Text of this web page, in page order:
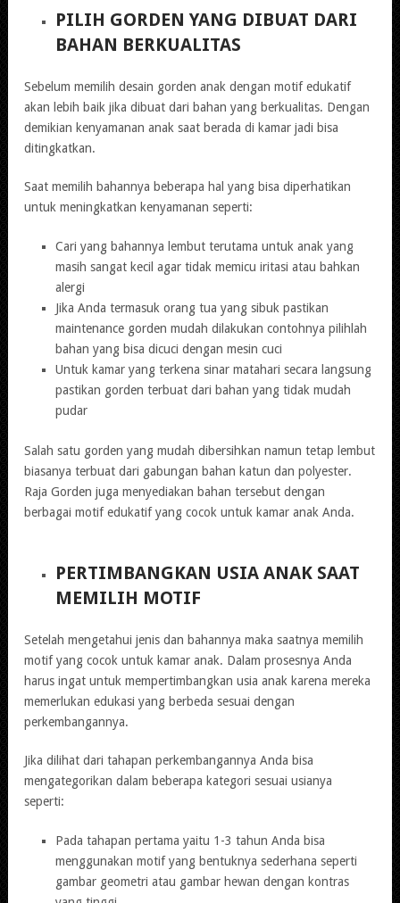
PILIH GORDEN YANG DIBUAT DARI
BAHAN BERKUALITAS
Sebelum memilih desain gorden anak dengan motif edukatif
akan lebih baik jika dibuat dari bahan yang berkualitas. Dengan
demikian kenyamanan anak saat berada di kamar jadi bisa
ditingkatkan.
Saat memilih bahannya beberapa hal yang bisa diperhatikan
untuk meningkatkan kenyamanan seperti:
Cari yang bahannya lembut terutama untuk anak yang
masih sangat kecil agar tidak memicu iritasi atau bahkan
alergi
Jika Anda termasuk orang tua yang sibuk pastikan
maintenance gorden mudah dilakukan contohnya pilihlah
bahan yang bisa dicuci dengan mesin cuci
Untuk kamar yang terkena sinar matahari secara langsung
pastikan gorden terbuat dari bahan yang tidak mudah
pudar
Salah satu gorden yang mudah dibersihkan namun tetap lembut
biasanya terbuat dari gabungan bahan katun dan polyester.
Raja Gorden juga menyediakan bahan tersebut dengan
berbagai motif edukatif yang cocok untuk kamar anak Anda.
PERTIMBANGKAN USIA ANAK SAAT
MEMILIH MOTIF
Setelah mengetahui jenis dan bahannya maka saatnya memilih
motif yang cocok untuk kamar anak. Dalam prosesnya Anda
harus ingat untuk mempertimbangkan usia anak karena mereka
memerlukan edukasi yang berbeda sesuai dengan
perkembangannya.
Jika dilihat dari tahapan perkembangannya Anda bisa
mengategorikan dalam beberapa kategori sesuai usianya
seperti:
Pada tahapan pertama yaitu 1-3 tahun Anda bisa
menggunakan motif yang bentuknya sederhana seperti
gambar geometri atau gambar hewan dengan kontras